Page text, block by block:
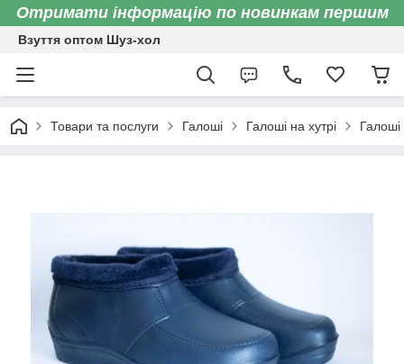
Отримати інформацію по новинкам першим
Взуття оптом Шуз-хол
Товари та послуги Галоші Галоші на хутрі Галоші